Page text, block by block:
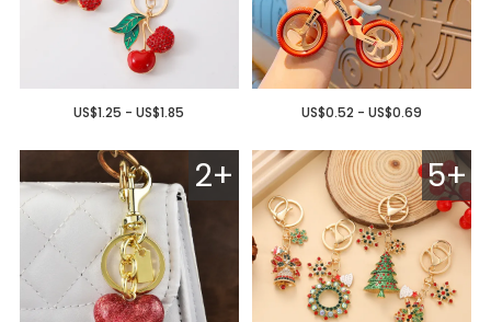
US$1.25 - US$1.85 US$0.52 - US$0.69
2+ 5+